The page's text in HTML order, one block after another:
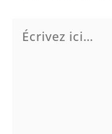
Écrivez
ici…